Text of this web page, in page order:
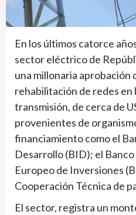
En los últimos catorce
sector eléctrico de
una millonaria aprobación
rehabilitación de redes en
transmisión, de cerca de
provenientes de
financiamiento como el
Desarrollo (BID); el
Europeo de Inversiones
Cooperación Técnica de
El sector, registra un